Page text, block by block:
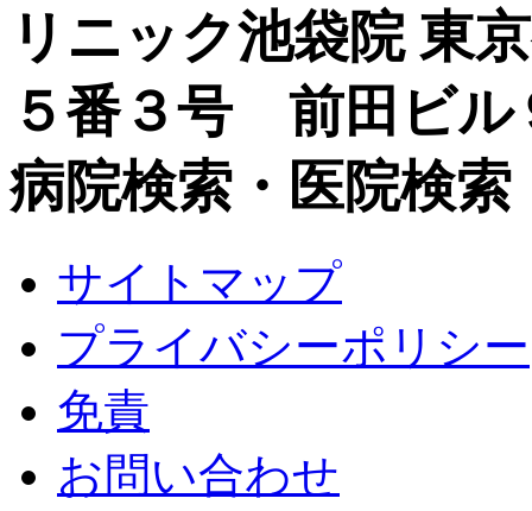
リニック池袋院 東
５番３号 前田ビル
病院検索・医院検索
サイトマップ
プライバシーポリシー
免責
お問い合わせ